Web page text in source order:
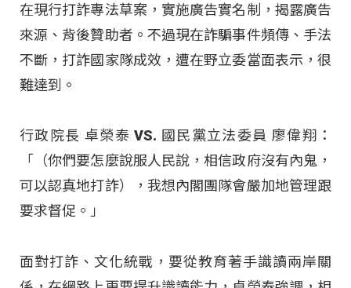
在現行打詐專法草案，實施廣告實名制，揭露廣告
來源、背後贊助者。不過現在詐騙事件頻傳、手法
不斷，打詐國家隊成效，遭在野立委當面表示，很
難達到。
行政院長 卓榮泰 VS. 國民黨立法委員 廖偉翔：
「（你們要怎麼說服人民說，相信政府沒有內鬼，
可以認真地打詐），我想內閣團隊會嚴加地管理跟
要求督促。」
面對打詐、文化統戰，要從教育著手識讀兩岸關